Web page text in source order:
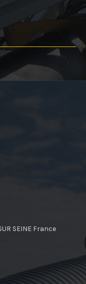
SEINE France